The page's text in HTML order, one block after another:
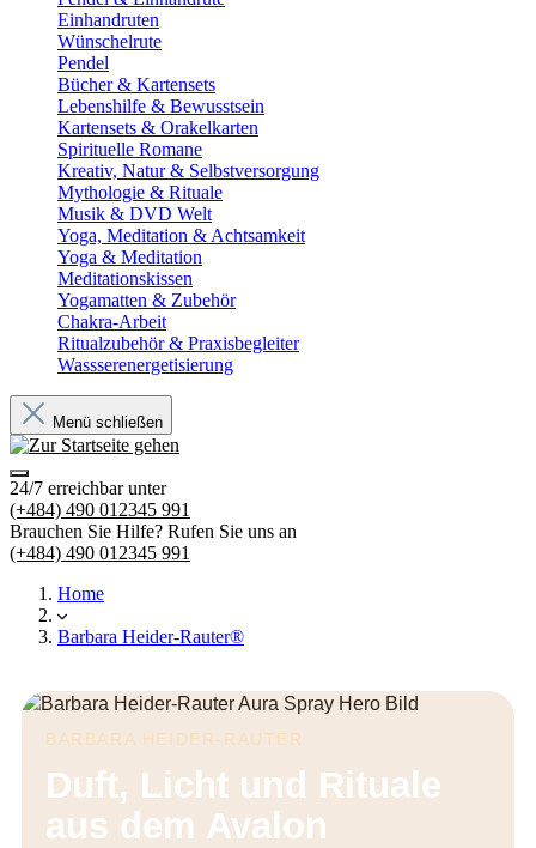
Einhandruten
Wünschelrute
Pendel
Bücher & Kartensets
Lebenshilfe & Bewusstsein
Kartensets & Orakelkarten
Spirituelle Romane
Kreativ, Natur & Selbstversorgung
Mythologie & Rituale
Musik & DVD Welt
Yoga, Meditation & Achtsamkeit
Yoga & Meditation
Meditationskissen
Yogamatten & Zubehör
Chakra-Arbeit
Ritualzubehör & Praxisbegleiter
Wassserenergetisierung
Menü schließen
24/7 erreichbar unter
(+484) 490 012345 991
Brauchen Sie Hilfe? Rufen Sie uns an
(+484) 490 012345 991
Home
Barbara Heider-Rauter®
BARBARA HEIDER-RAUTER
Duft, Licht und Rituale
aus dem Avalon